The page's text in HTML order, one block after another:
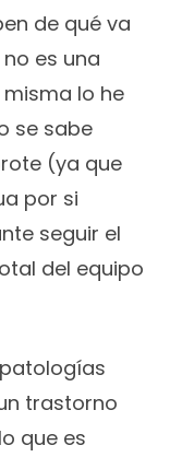
de qué va
es una
lo he
se sabe
(ya que
por si
seguir el
del equipo
trastorno
que es